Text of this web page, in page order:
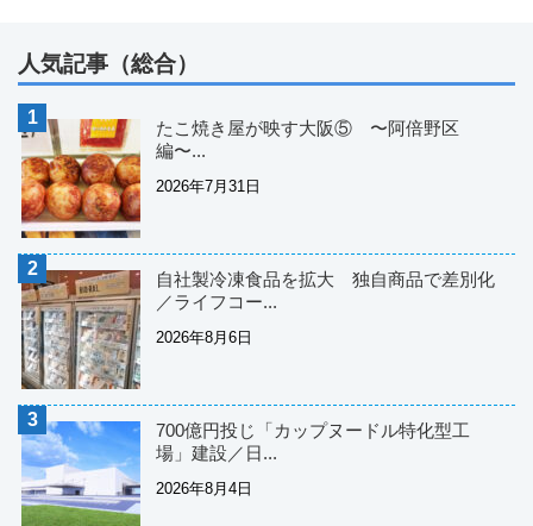
人気記事（総合）
たこ焼き屋が映す大阪⑤ 〜阿倍野区
編〜...
2026年7月31日
自社製冷凍食品を拡大 独自商品で差別化
／ライフコー...
2026年8月6日
700億円投じ「カップヌードル特化型工
場」建設／日...
2026年8月4日